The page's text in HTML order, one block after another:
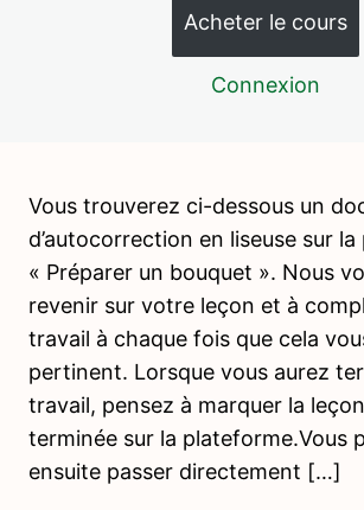
INTRODUCTION A LA VIE
VIE PRATIQUE – ACTIVITÉS
NOURRITURE
4 leçons, 3 quiz
PSYCHOPEDAGOGIE 4 –
PERIODES SENSIBLES
4 leçons, 2 quiz
VIE PRATIQUE –
DE LA PERSONNE
17 leçons, 3 quiz
PSYCHOPEDAGOGIE 5 – LE
DEVELOPPEMENT DE
Acheter le cours
Connexion
Vous trouverez ci-dessous un
d’autocorrection en liseuse sur
« Préparer un bouquet ». Nous
revenir sur votre leçon et à
travail à chaque fois que cela
pertinent. Lorsque vous aurez
travail, pensez à marquer la
terminée sur la plateforme.Vous
ensuite passer directement […]